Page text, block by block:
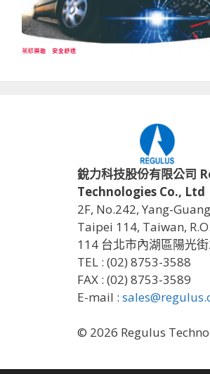
銳力科技股份有限公司
Technologies Co., Ltd
2F, No.242, Yang-
Taipei 114, Taiwan,
114 台北市內湖區陽光
TEL : (02) 8753-3588
FAX : (02) 8753-3589
E-mail :
© 2026 Regulus